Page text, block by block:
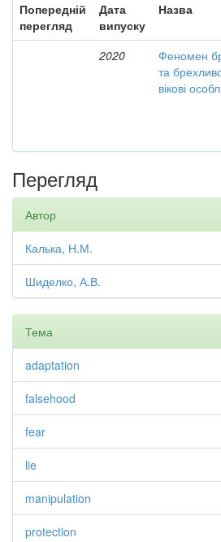
Попередній
перегляд
Дата
випуску
Назва
2020
Феномен
та
вікові
Перегляд
Автор
Калька, Н.М.
Шиделко, А.В.
Тема
adaptation
falsehood
fear
lie
manipulation
protection